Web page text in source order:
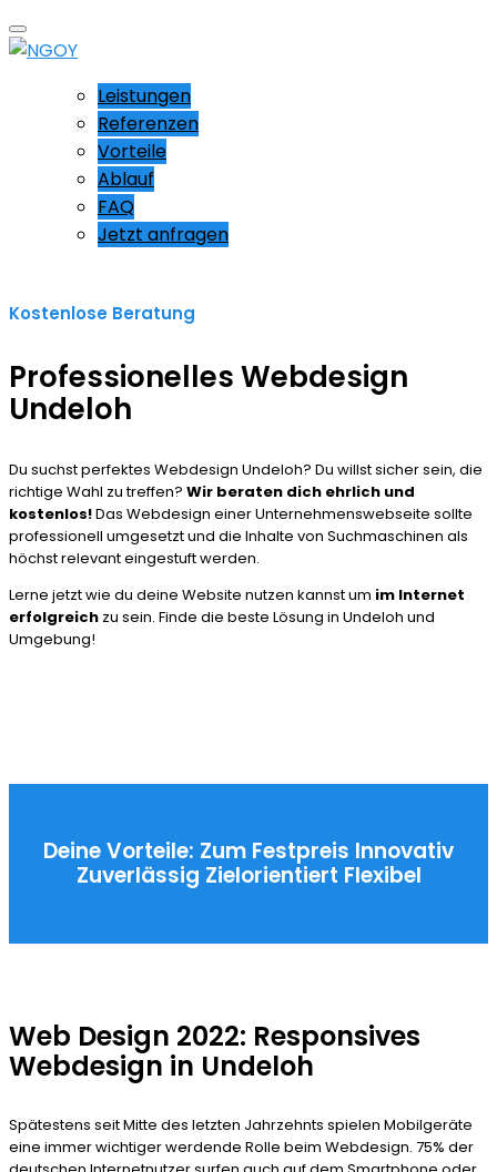
Leistungen
Referenzen
Vorteile
Ablauf
FAQ
Jetzt anfragen
Kostenlose Beratung
Professionelles Webdesign
Undeloh
Du suchst perfektes Webdesign Undeloh? Du willst sicher sein, die
richtige Wahl zu treffen? Wir beraten dich ehrlich und
kostenlos!Das Webdesign einer Unternehmenswebseite sollte
professionell umgesetzt und die Inhalte von Suchmaschinen als
höchst relevant eingestuft werden.
Lerne jetzt wie du deine Website nutzen kannst um im Internet
erfolgreich zu sein. Finde die beste Lösung in Undeloh und
Umgebung!
Deine Vorteile: Zum Festpreis Innovativ
Zuverlässig Zielorientiert Flexibel
Web Design 2022: Responsives
Webdesign in Undeloh
Spätestens seit Mitte des letzten Jahrzehnts spielen Mobilgeräte
eine immer wichtiger werdende Rolle beim Webdesign. 75% der